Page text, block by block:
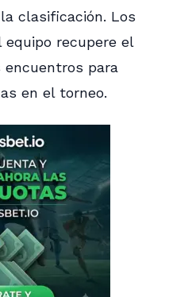
clasificación. Los
equipo recupere el
para
en el torneo.